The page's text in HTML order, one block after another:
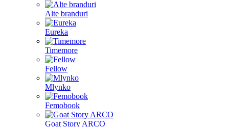
Alte branduri
Eureka
Timemore
Fellow
Mlynko
Femobook
Goat Story ARCO